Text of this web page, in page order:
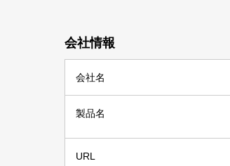
会社情報
会社名
製品名
URL